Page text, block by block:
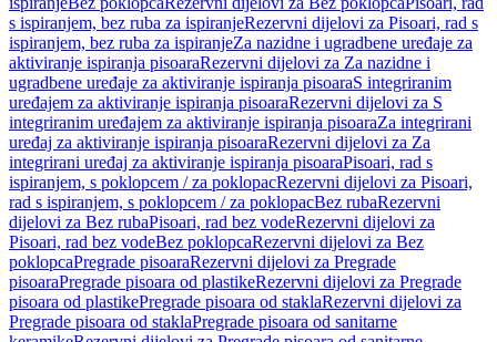
s ispiranjem, bez ruba za ispiranjeRezervni dijelovi za Pisoari, rad s
ispiranjem, bez ruba za ispiranjeZa nazidne i ugradbene uređaje za
aktiviranje ispiranja pisoaraRezervni dijelovi za Za nazidne i
ugradbene uređaje za aktiviranje ispiranja pisoaraS integriranim
uređajem za aktiviranje ispiranja pisoaraRezervni dijelovi za S
integriranim uređajem za aktiviranje ispiranja pisoaraZa integrirani
uređaj za aktiviranje ispiranja pisoaraRezervni dijelovi za Za
integrirani uređaj za aktiviranje ispiranja pisoaraPisoari, rad s
ispiranjem, s poklopcem / za poklopacRezervni dijelovi za Pisoari,
rad s ispiranjem, s poklopcem / za poklopacBez rubaRezervni
dijelovi za Bez rubaPisoari, rad bez vodeRezervni dijelovi za
Pisoari, rad bez vodeBez poklopcaRezervni dijelovi za Bez
poklopcaPregrade pisoaraRezervni dijelovi za Pregrade
pisoaraPregrade pisoara od plastikeRezervni dijelovi za Pregrade
pisoara od plastikePregrade pisoara od staklaRezervni dijelovi za
Pregrade pisoara od staklaPregrade pisoara od sanitarne